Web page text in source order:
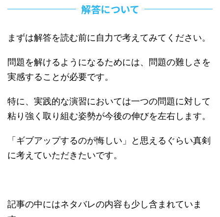
解答について
まずは解答を読む前に自力で考えてみてください。
問題を解けるようになるためには、問題の難しさを
実感することが必要です。
特に、実践的な演習においては一つの問題に対して
粘り強く取り組む姿勢が今後の伸びを左右します。
「ギブアップするのが悔しい」と思えるぐらい真剣
に考えていただきたいです。
記事の中にはネタバレの内容も少し含まれていま